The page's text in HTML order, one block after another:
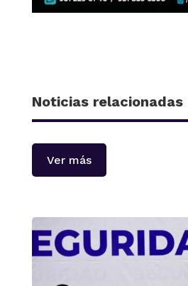
Noticias relacionadas
Ver más